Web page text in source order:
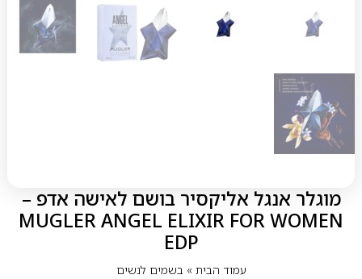
מוגלר אנגל אליקסיר בושם לאישה אדפ –
MUGLER ANGEL ELIXIR FOR WOMEN
EDP
עמוד הבית» בשמים לנשים